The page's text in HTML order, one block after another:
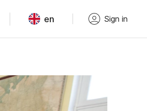
en Sign in